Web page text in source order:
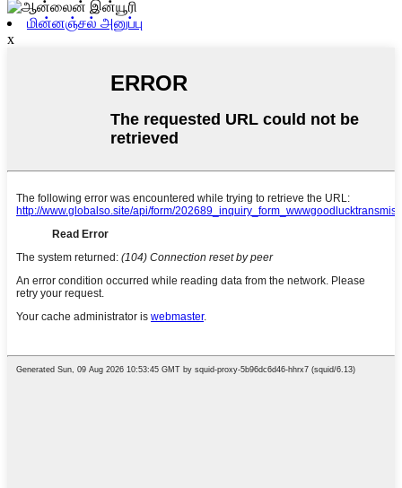
மின்னஞ்சல் அனுப்பு
x